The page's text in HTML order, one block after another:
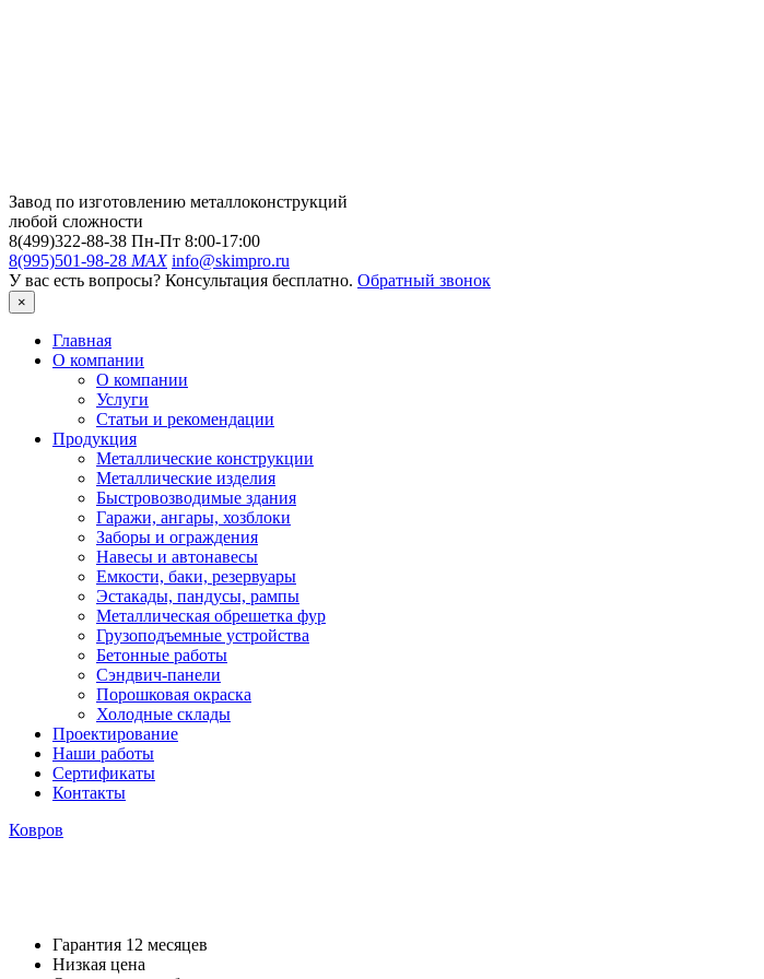
Завод по изготовлению металлоконструкций
любой сложности
8(499)322-88-38 Пн-Пт 8:00-17:00
8(995)501-98-28 MAX info@skimpro.ru
У вас есть вопросы? Консультация бесплатно. Обратный звонок
×
Главная
О компании
О компании
Услуги
Статьи и рекомендации
Продукция
Металлические конструкции
Металлические изделия
Быстровозводимые здания
Гаражи, ангары, хозблоки
Заборы и ограждения
Навесы и автонавесы
Емкости, баки, резервуары
Эстакады, пандусы, рампы
Металлическая обрешетка фур
Грузоподъемные устройства
Бетонные работы
Сэндвич-панели
Порошковая окраска
Холодные склады
Проектирование
Наши работы
Сертификаты
Контакты
Ковров
Гарантия 12 месяцев
Низкая цена